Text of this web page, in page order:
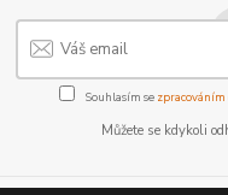
Souhlasím se
Můžete se kdykoli